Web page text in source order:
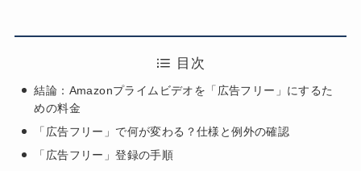
目次
結論：Amazonプライムビデオを「広告フリー」にするた
めの料金
「広告フリー」で何が変わる？仕様と例外の確認
「広告フリー」登録の手順